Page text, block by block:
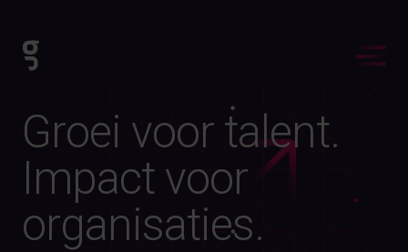
Groei voor talent.
Impact voor
organisaties.